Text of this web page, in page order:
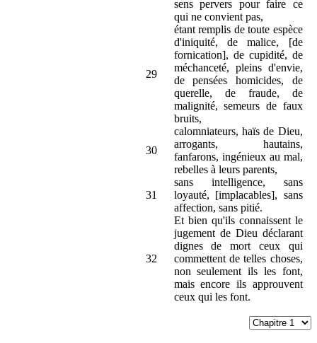
sens pervers pour faire ce
qui ne convient pas,
29
étant remplis de toute espèce
d'iniquité, de malice, [de
fornication], de cupidité, de
méchanceté, pleins d'envie,
de pensées homicides, de
querelle, de fraude, de
malignité, semeurs de faux
bruits,
30
calomniateurs, haïs de Dieu,
arrogants, hautains,
fanfarons, ingénieux au mal,
rebelles à leurs parents,
31
sans intelligence, sans
loyauté, [implacables], sans
affection, sans pitié.
32
Et bien qu'ils connaissent le
jugement de Dieu déclarant
dignes de mort ceux qui
commettent de telles choses,
non seulement ils les font,
mais encore ils approuvent
ceux qui les font.